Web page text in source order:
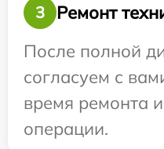
3
Ремонт
После полной
согласуем с
время ремонта
операции.